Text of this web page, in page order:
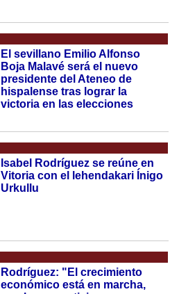
El sevillano Emilio Alfonso
Boja Malavé será el nuevo
presidente del Ateneo de
hispalense tras lograr la
victoria en las elecciones
Isabel Rodríguez se reúne en
Vitoria con el lehendakari Ínigo
Urkullu
Rodríguez: "El crecimiento
económico está en marcha,